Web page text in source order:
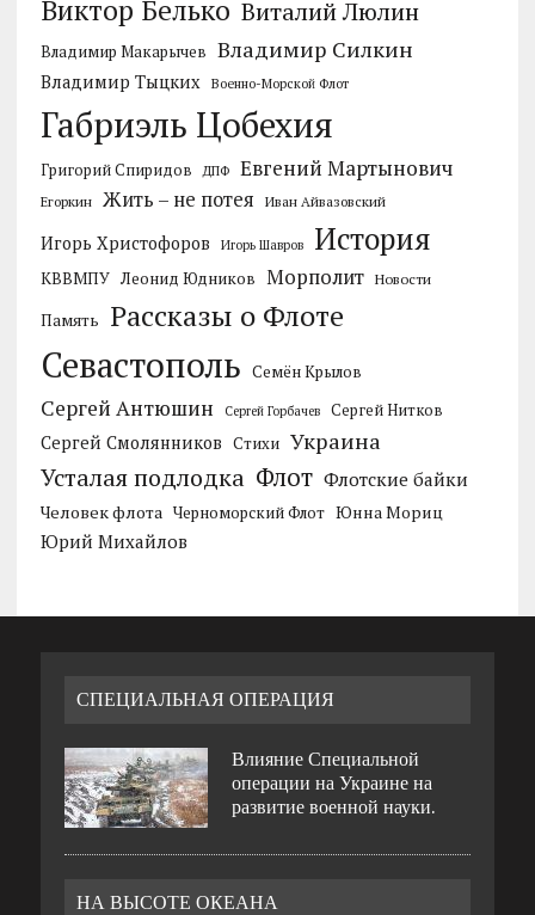
Виктор Белько Виталий Люлин
Владимир Макарычев Владимир Силкин
Владимир Тыцких Военно-Морской Флот
Габриэль Цобехия
Григорий Спиридов ДПФ Евгений Мартынович
Егоркин Жить – не потея Иван Айвазовский
Игорь Христофоров Игорь Шавров История
КВВМПУ Леонид Юдников Морполит Новости
Память Рассказы о Флоте
Севастополь Семён Крылов
Сергей Антюшин Сергей Горбачев Сергей Нитков
Сергей Смолянников Стихи Украина
Усталая подлодка Флот Флотские байки
Человек флота Черноморский Флот Юнна Мориц
Юрий Михайлов
СПЕЦИАЛЬНАЯ ОПЕРАЦИЯ
Влияние Специальной
операции на Украине на
развитие военной науки.
НА ВЫСОТЕ ОКЕАНА